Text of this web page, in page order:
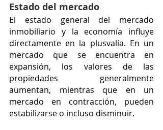
Estado del mercado
El estado general del mercado
inmobiliario y la economía influye
directamente en la plusvalía. En un
mercado que se encuentra en
expansión, los valores de las
propiedades generalmente
aumentan, mientras que en un
mercado en contracción, pueden
estabilizarse o incluso disminuir.